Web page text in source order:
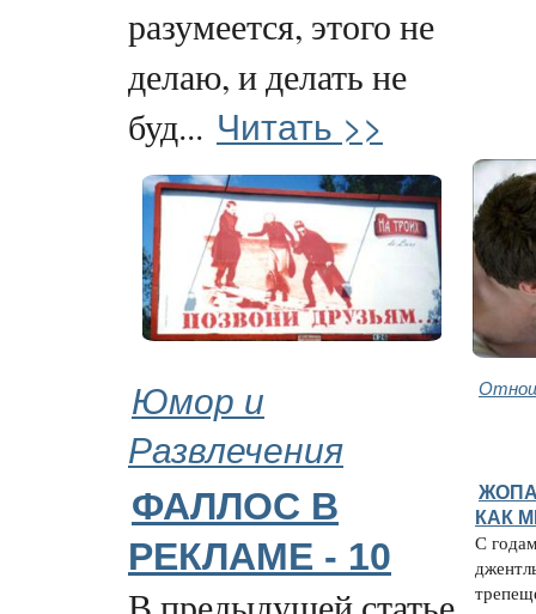
разумеется, этого не
делаю, и делать не
буд... Читать >>
Юмор и
Развлечения
ФАЛЛОС В
РЕКЛАМЕ - 10
КАК
С